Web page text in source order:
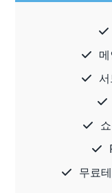
무료